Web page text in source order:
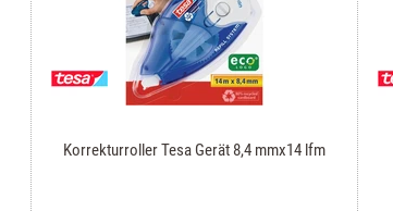
Korrekturroller Tesa Gerät 8,4 mmx14 lfm